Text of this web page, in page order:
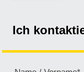
Ich